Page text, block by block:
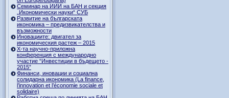
Семинар на ИИИ на БАН и секция
„Икономически науки“ СУБ
Развитие на българската
икономика – предизвикателства и
възможности
Иновациите: двигател за
икономическия растеж – 2015
Х-та научно-приложна
конференция с международно
участие “Инвестиции в бъдещето -
2015”
Финанси, иновации и социална
солидарна икономика (La finance,
l’innovation et l’économie sociale et
solidaire)